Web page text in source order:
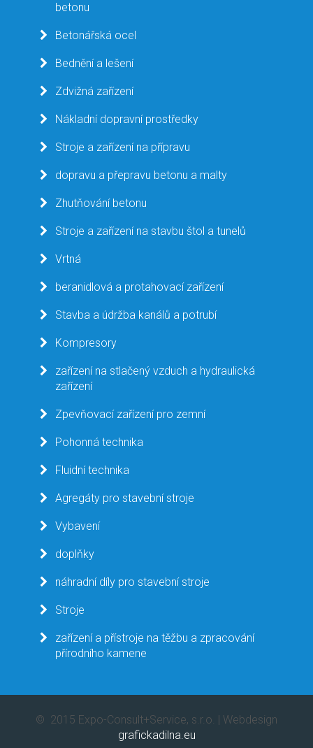
betonu
Betonářská ocel
Bednění a lešení
Zdvižná zařízení
Nákladní dopravní prostředky
Stroje a zařízení na přípravu
dopravu a přepravu betonu a malty
Zhutňování betonu
Stroje a zařízení na stavbu štol a tunelů
Vrtná
beranidlová a protahovací zařízení
Stavba a údržba kanálů a potrubí
Kompresory
zařízení na stlačený vzduch a hydraulická
zařízení
Zpevňovací zařízení pro zemní
Pohonná technika
Fluidní technika
Agregáty pro stavební stroje
Vybavení
doplňky
náhradní díly pro stavební stroje
Stroje
zařízení a přístroje na těžbu a zpracování
přírodního kamene
© 2015 Expo-Consult+Service, s.r.o. | Webdesign
grafickadilna.eu